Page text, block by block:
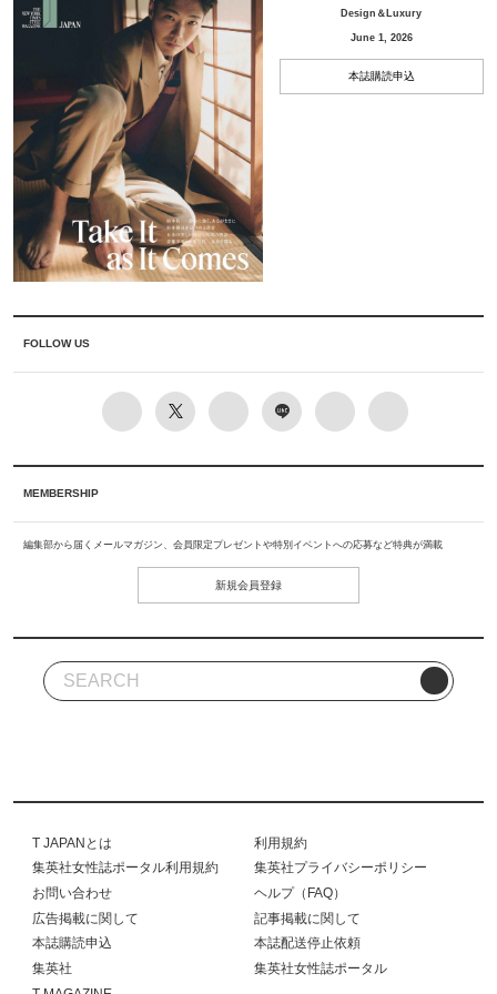
Design＆Luxury
June 1, 2026
本誌購読申込
FOLLOW US
MEMBERSHIP
編集部から届くメールマガジン、会員限定プレゼントや特別イベントへの応募など特典が満載
新規会員登録
T JAPANとは
利用規約
集英社女性誌ポータル利用規約
集英社プライバシーポリシー
お問い合わせ
ヘルプ（FAQ）
広告掲載に関して
記事掲載に関して
本誌購読申込
本誌配送停止依頼
集英社
集英社女性誌ポータル